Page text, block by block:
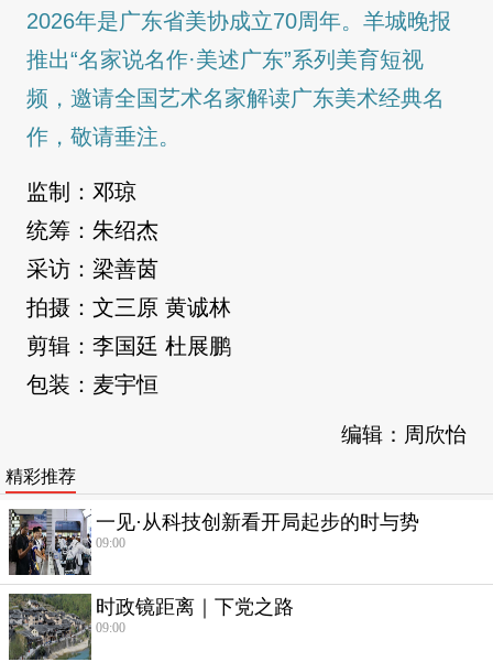
2026年是广东省美协成立70周年。羊城晚报
推出“名家说名作·美述广东”系列美育短视
频，邀请全国艺术名家解读广东美术经典名
作，敬请垂注。
监制：邓琼
统筹：朱绍杰
采访：梁善茵
拍摄：文三原 黄诚林
剪辑：李国廷 杜展鹏
包装：麦宇恒
编辑：周欣怡
精彩推荐